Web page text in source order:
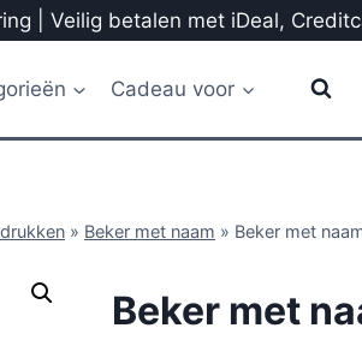
| Veilig betalen met iDeal,
Cadeau voor
» Beker met naam » Beker met
Beker met